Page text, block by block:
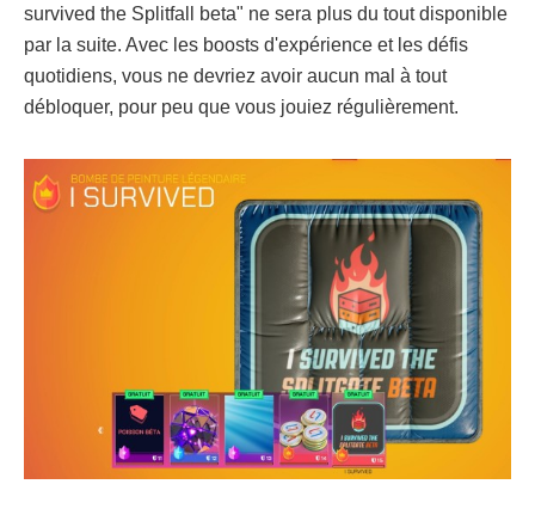
survived the Splitfall beta" ne sera plus du tout disponible
par la suite. Avec les boosts d'expérience et les défis
quotidiens, vous ne devriez avoir aucun mal à tout
débloquer, pour peu que vous jouiez régulièrement.